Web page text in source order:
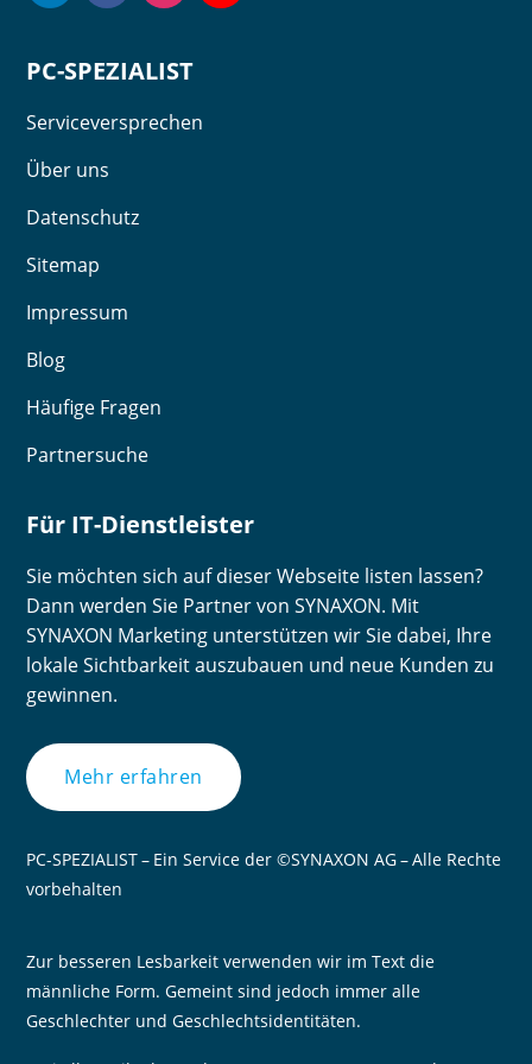
PC-SPEZIALIST
Serviceversprechen
Über uns
Datenschutz
Sitemap
Impressum
Blog
Häufige Fragen
Partnersuche
Für IT-Dienstleister
Sie möchten sich auf dieser Webseite listen lassen?
Dann werden Sie Partner von SYNAXON. Mit
SYNAXON Marketing unterstützen wir Sie dabei, Ihre
lokale Sichtbarkeit auszubauen und neue Kunden zu
gewinnen.
Mehr erfahren
PC-SPEZIALIST – Ein Service der ©SYNAXON AG – Alle Rechte
vorbehalten
Zur besseren Lesbarkeit verwenden wir im Text die
männliche Form. Gemeint sind jedoch immer alle
Geschlechter und Geschlechtsidentitäten.